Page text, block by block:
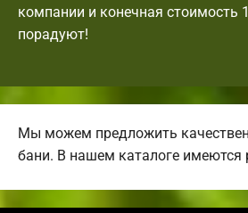
компании и конечная стоимость
порадуют!
Мы можем предложить
бани. В нашем каталоге имеются